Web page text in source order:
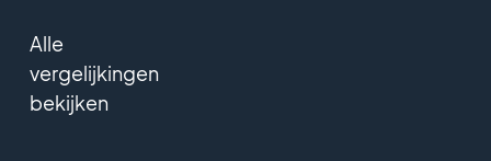
Alle
vergelijkingen
bekijken